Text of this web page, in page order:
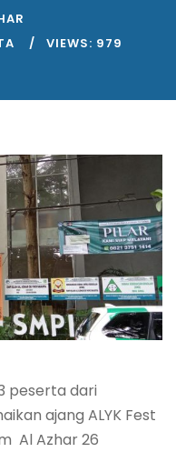
VIEWS: 979
peserta dari
ajang ALYK Fest
Al Azhar 26